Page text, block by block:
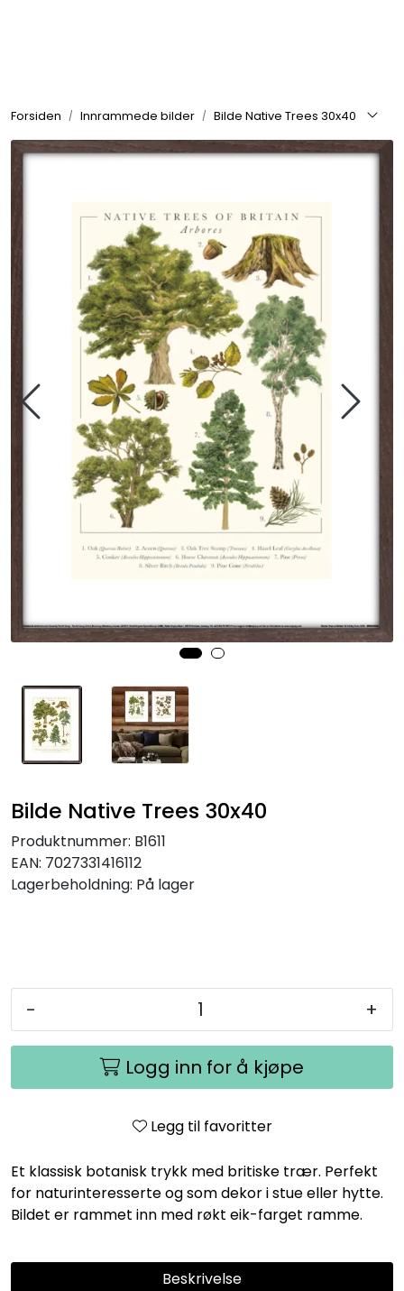
Forsiden Innrammede bilder Bilde Native Trees 30x40
Bilde Native Trees 30x40
Produktnummer: B1611
EAN: 7027331416112
Lagerbeholdning: På lager
- +
Logg inn for å kjøpe
Legg til favoritter
Et klassisk botanisk trykk med britiske trær. Perfekt
for naturinteresserte og som dekor i stue eller hytte.
Bildet er rammet inn med røkt eik-farget ramme.
Beskrivelse
Passepartout
Innrammede bilder
Glass art
Speil
Trykk av bilder/skilt og innramming
SOMMEROUTLET